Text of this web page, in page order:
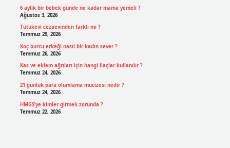
6 aylık bir bebek günde ne kadar mama yemeli ?
Ağustos 3, 2026
Tutukevi cezaevinden farklı mı ?
Temmuz 29, 2026
Koç burcu erkeği nasıl bir kadın sever ?
Temmuz 26, 2026
Kas ve eklem ağrıları için hangi ilaçlar kullanılır ?
Temmuz 24, 2026
21 günlük para olumlama mucizesi nedir ?
Temmuz 24, 2026
HMGS’ye kimler girmek zorunda ?
Temmuz 22, 2026